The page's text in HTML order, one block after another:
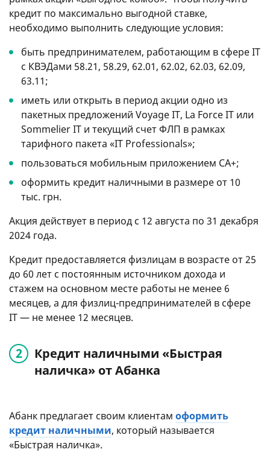
кредит по максимально выгодной ставке,
необходимо выполнить следующие условия:
быть предпринимателем, работающим в сфере IT
с КВЭДами 58.21, 58.29, 62.01, 62.02, 62.03, 62.09,
63.11;
иметь или открыть в период акции одно из
пакетных предложений Voyage IT, La Force IT или
Sommelier IT и текущий счет ФЛП в рамках
тарифного пакета «IT Professionals»;
пользоваться мобильным приложением СА+;
оформить кредит наличными в размере от 10
тыс. грн.
Акция действует в период с 12 августа по 31 декабря
2024 года.
Кредит предоставляется физлицам в возрасте от 25
до 60 лет с постоянным источником дохода и
стажем на основном месте работы не менее 6
месяцев, а для физлиц-предпринимателей в сфере
IT — не менее 12 месяцев.
Кредит наличными «Быстрая
наличка» от Абанка
Абанк предлагает своим клиентам оформить
кредит наличными, который называется
«Быстрая наличка».